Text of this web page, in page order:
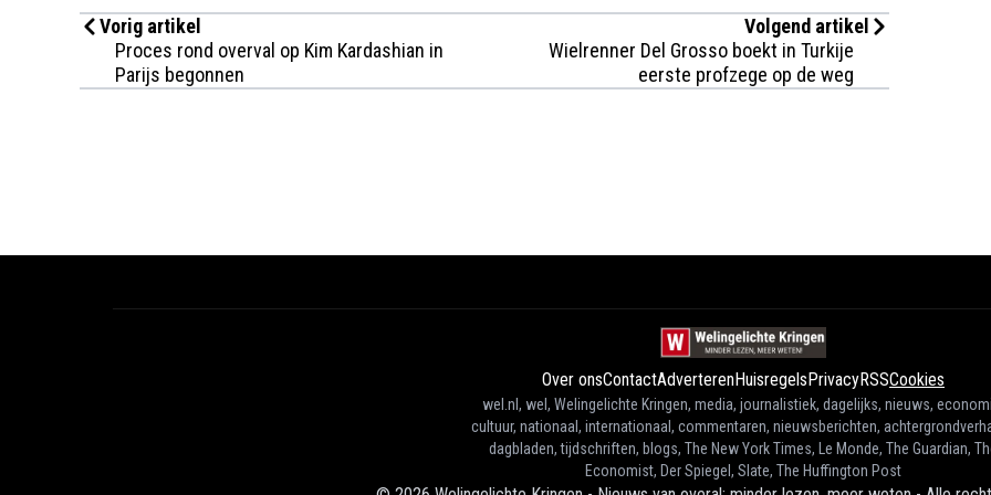
Vorig artikel
Proces rond overval op Kim Kardashian in
Parijs begonnen
Volgend artikel
Wielrenner Del Grosso boekt in Turkije
eerste profzege op de weg
Over onsContactAdverterenHuisregels PrivacyRSSCookies
wel.nl, wel, Welingelichte Kringen, media, journalistiek, dagelijks, nieuws,
cultuur, nationaal, internationaal, commentaren, nieuwsberichten,
dagbladen, tijdschriften, blogs, The New York Times, Le Monde, The Guardian,
Economist, Der Spiegel, Slate, The Huffington Post